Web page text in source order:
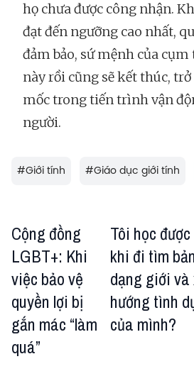
họ chưa được công nhận.
đạt đến ngưỡng cao nhất,
đảm bảo, sứ mệnh của
này rồi cũng sẽ kết thúc,
mốc trong tiến trình vận
người.
#Giới tính #Giáo dục giới tính
Cộng đồng
LGBT+: Khi
việc bảo vệ
quyền lợi bị
gắn mác “làm
quá”
Tôi học
khi đi tìm bản
dạng giới và
hướng tình
của mình?